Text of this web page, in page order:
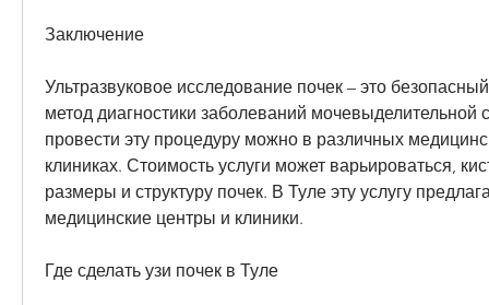
Заключение
Ультразвуковое исследование почек – это
метод диагностики заболеваний мочевыделительной
провести эту процедуру можно в различных
клиниках. Стоимость услуги может варьироваться,
размеры и структуру почек. В Туле эту услугу
медицинские центры и клиники.
Где сделать узи почек в Туле